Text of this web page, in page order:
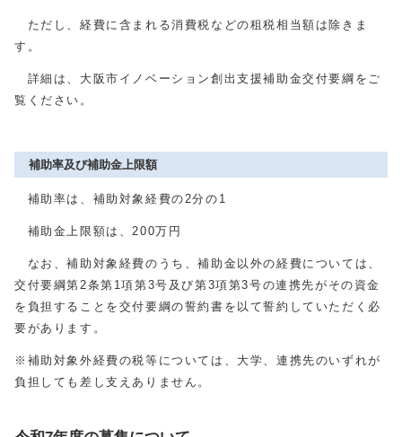
ただし、経費に含まれる消費税などの租税相当額は除きま
す。
詳細は、大阪市イノベーション創出支援補助金交付要綱をご
覧ください。
補助率及び補助金上限額
補助率は、補助対象経費の2分の1
補助金上限額は、200万円
なお、補助対象経費のうち、補助金以外の経費については、
交付要綱第2条第1項第3号及び第3項第3号の連携先がその資金
を負担することを交付要綱の誓約書を以て誓約していただく必
要があります。
※補助対象外経費の税等については、大学、連携先のいずれが
負担しても差し支えありません。